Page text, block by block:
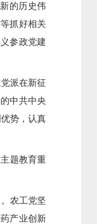
的历史伟
抓好相关
参政党建
派在新征
中共中央
势，认真
题教育重
农工党坚
产业创新